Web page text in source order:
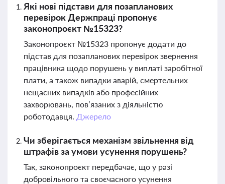
Які нові підстави для позапланових
перевірок Держпраці пропонує
законопроєкт №15323?
Законопроєкт №15323 пропонує додати до
підстав для позапланових перевірок звернення
працівника щодо порушень у виплаті заробітної
плати, а також випадки аварій, смертельних
нещасних випадків або професійних
захворювань, пов’язаних з діяльністю
роботодавця. Джерело
Чи зберігається механізм звільнення від
штрафів за умови усунення порушень?
Так, законопроєкт передбачає, що у разі
добровільного та своєчасного усунення